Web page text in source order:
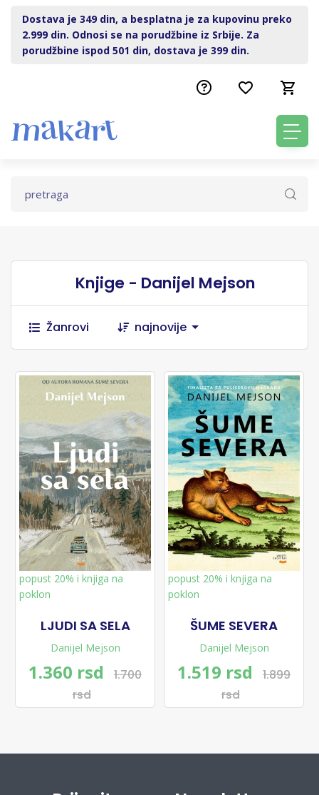
Dostava je 349 din, a besplatna je za kupovinu preko
2.999 din. Odnosi se na porudžbine iz Srbije. Za
porudžbine ispod 501 din, dostava je 399 din.
Knjige - Danijel Mejson
Žanrovi najnovije
popust 20% i knjiga na
poklon
LJUDI SA SELA
Danijel Mejson
1.360 rsd
1.700
rsd
popust 20% i knjiga na
poklon
ŠUME SEVERA
Danijel Mejson
1.519 rsd
1.899
rsd